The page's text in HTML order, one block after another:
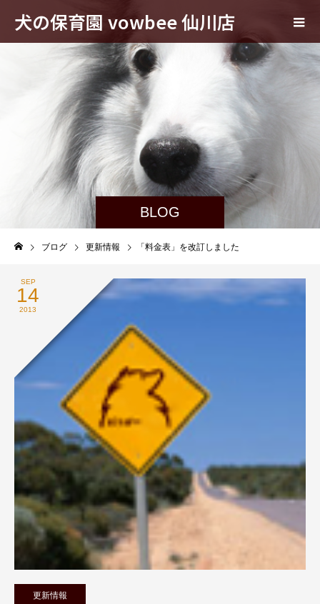
犬の保育園 vowbee 仙川店
BLOG
ブログ 更新情報 「料金表」を改訂しました
SEP
14
2013
更新情報